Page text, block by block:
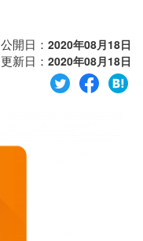
公開日： 2020年08月18日
更新日： 2020年08月18日